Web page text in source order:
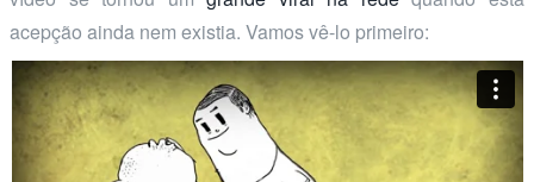
acepção ainda nem existia. Vamos vê-lo primeiro: